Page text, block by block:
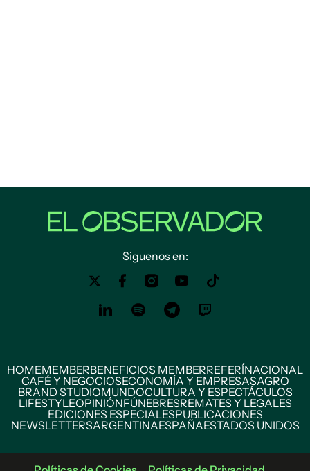
Siguenos en:
HOMEMEMBERBENEFICIOS MEMBERREFERÍNACIONAL
CAFÉ Y NEGOCIOSECONOMÍA Y EMPRESASAGRO
BRAND STUDIOMUNDOCULTURA Y ESPECTÁCULOS
LIFESTYLEOPINIÓNFÚNEBRESREMATES Y LEGALES
EDICIONES ESPECIALESPUBLICACIONES
NEWSLETTERSARGENTINAESPAÑAESTADOS UNIDOS